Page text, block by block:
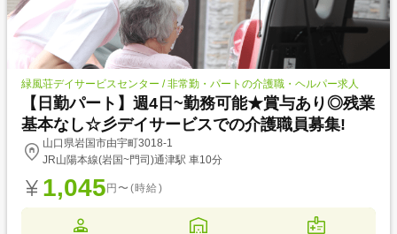
緑風荘デイサービスセンター / 非常勤・パートの介護職・ヘルパー求人
【日勤パート】週4日~勤務可能★賞与あり◎残業
基本なし☆彡デイサービスでの介護職員募集!
山口県岩国市由宇町3018-1
JR山陽本線(岩国~門司)通津駅 車10分
1,045 円〜(時給)